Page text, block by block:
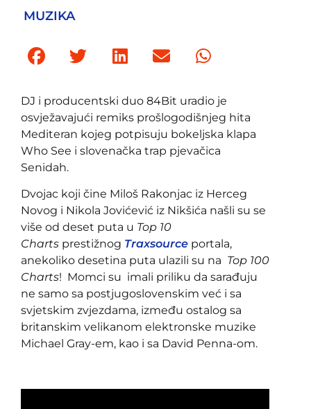
MUZIKA
DJ i producentski duo 84Bit uradio je
osvježavajući remiks prošlogodišnjeg hita
Mediteran kojeg potpisuju bokeljska klapa
Who See i slovenačka trap pjevačica
Senidah.
Dvojac koji čine Miloš Rakonjac iz Herceg
Novog i Nikola Jovićević iz Nikšića našli su se
više od deset puta u Top 10
Charts prestižnog Traxsource portala,
anekoliko desetina puta ulazili su na Top 100
Charts! Momci su imali priliku da sarađuju
ne samo sa postjugoslovenskim već i sa
svjetskim zvjezdama, između ostalog sa
britanskim velikanom elektronske muzike
Michael Gray-em, kao i sa David Penna-om.